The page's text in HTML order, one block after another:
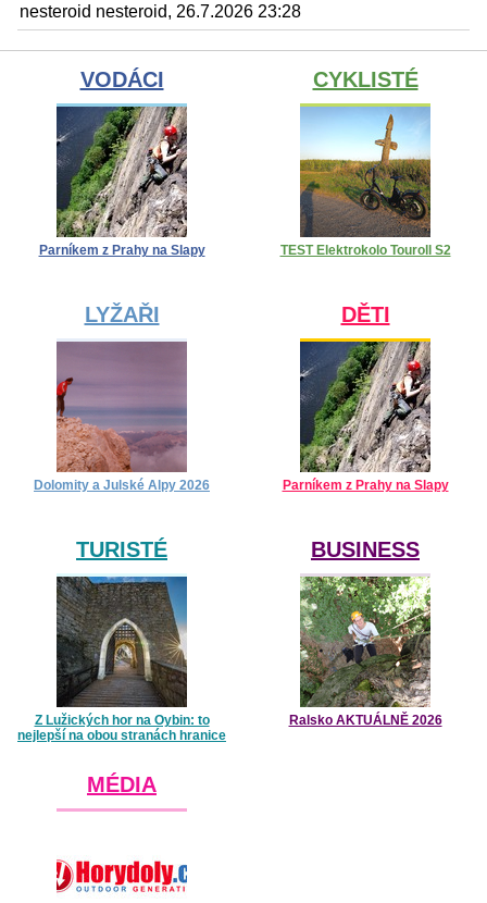
nesteroid nesteroid, 26.7.2026 23:28
VODÁCI
Parníkem z Prahy na Slapy
CYKLISTÉ
TEST Elektrokolo Touroll S2
LYŽAŘI
Dolomity a Julské Alpy 2026
DĚTI
Parníkem z Prahy na Slapy
TURISTÉ
Z Lužických hor na Oybin: to
nejlepší na obou stranách hranice
BUSINESS
Ralsko AKTUÁLNĚ 2026
MÉDIA